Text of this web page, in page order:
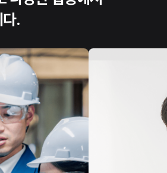
.